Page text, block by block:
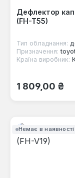
Дефлектор
(FH-T55)
Тип обладнання:
Призначення:
Країна виробник:
Звичайна ціна:
1 809,00 ₴
Немає в наявності